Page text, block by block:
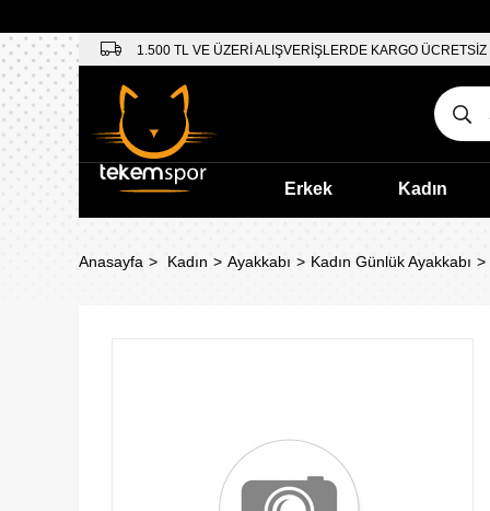
1.500 TL VE ÜZERİ ALIŞVERİŞLERDE KARGO ÜCRETSİZ
Erkek Kadın
Anasayfa Kadın Ayakkabı Kadın Günlük Ayakkabı